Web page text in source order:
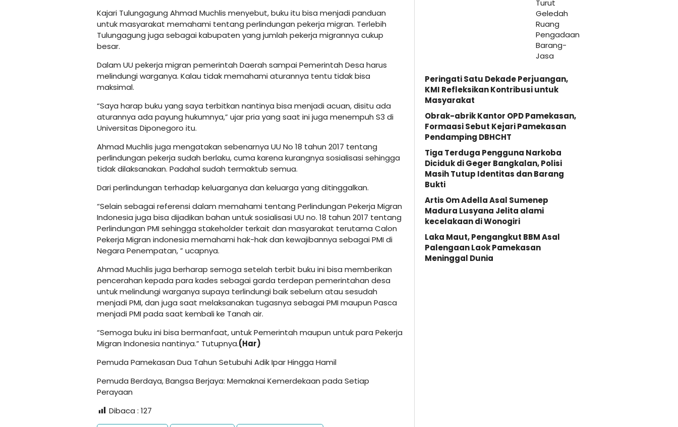
Kajari Tulungagung Ahmad Muchlis menyebut, buku itu bisa menjadi panduan
untuk masyarakat memahami tentang perlindungan pekerja migran. Terlebih
Tulungagung juga sebagai kabupaten yang jumlah pekerja migrannya cukup
besar.
Dalam UU pekerja migran pemerintah Daerah sampai Pemerintah Desa harus
melindungi warganya. Kalau tidak memahami aturannya tentu tidak bisa
maksimal.
“Saya harap buku yang saya terbitkan nantinya bisa menjadi acuan, disitu ada
aturannya ada payung hukumnya,” ujar pria yang saat ini juga menempuh S3 di
Universitas Diponegoro itu.
Ahmad Muchlis juga mengatakan sebenarnya UU No 18 tahun 2017 tentang
perlindungan pekerja sudah berlaku, cuma karena kurangnya sosialisasi sehingga
tidak dilaksanakan. Padahal sudah termaktub semua.
Dari perlindungan terhadap keluarganya dan keluarga yang ditinggalkan.
“Selain sebagai referensi dalam memahami tentang Perlindungan Pekerja Migran
Indonesia juga bisa dijadikan bahan untuk sosialisasi UU no. 18 tahun 2017 tentang
Perlindungan PMI sehingga stakeholder terkait dan masyarakat terutama Calon
Pekerja Migran indonesia memahami hak-hak dan kewajibannya sebagai PMI di
Negara Penempatan, ” ucapnya.
Ahmad Muchlis juga berharap semoga setelah terbit buku ini bisa memberikan
pencerahan kepada para kades sebagai garda terdepan pemerintahan desa
untuk melindungi warganya supaya terlindungi baik sebelum atau sesudah
menjadi PMI, dan juga saat melaksanakan tugasnya sebagai PMI maupun Pasca
menjadi PMI pada saat kembali ke Tanah air.
“Semoga buku ini bisa bermanfaat, untuk Pemerintah maupun untuk para Pekerja
Migran Indonesia nantinya.” Tutupnya.(Har)
Pemuda Pamekasan Dua Tahun Setubuhi Adik Ipar Hingga Hamil
Pemuda Berdaya, Bangsa Berjaya: Memaknai Kemerdekaan pada Setiap
Perayaan
Dibaca : 127
Peringati Satu Dekade Perjuangan,
KMI Refleksikan Kontribusi untuk
Masyarakat
Obrak-abrik Kantor OPD Pamekasan,
Formaasi Sebut Kejari Pamekasan
Pendamping DBHCHT
Tiga Terduga Pengguna Narkoba
Diciduk di Geger Bangkalan, Polisi
Masih Tutup Identitas dan Barang
Bukti
Artis Om Adella Asal Sumenep
Madura Lusyana Jelita alami
kecelakaan di Wonogiri
Laka Maut, Pengangkut BBM Asal
Palengaan Laok Pamekasan
Meninggal Dunia